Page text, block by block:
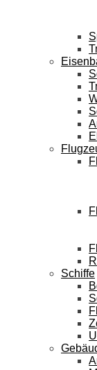
Schiffe